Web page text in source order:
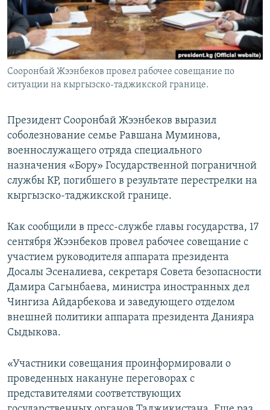
Сооронбай Жээнбеков провел рабочее совещание по
ситуации на кыргызско-таджикской границе.
Президент Сооронбай Жээнбеков выразил
соболезнование семье Равшана Муминова,
военнослужащего отряда специального
назначения «Бору» Государственной пограничной
службы КР, погибшего в результате перестрелки на
кыргызско-таджикской границе.
Как сообщили в пресс-службе главы государства, 17
сентября Жээнбеков провел рабочее совещание с
участием руководителя аппарата президента
Досалы Эсеналиева, секретаря Совета безопасности
Дамира Сагынбаева, министра иностранных дел
Чингиза Айдарбекова и заведующего отделом
внешней политики аппарата президента Данияра
Сыдыкова.
«Участники совещания проинформировали о
проведенных накануне переговорах с
представителями соответствующих